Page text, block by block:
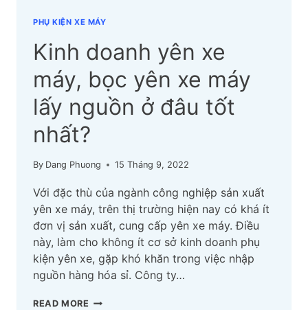
PHỤ KIỆN XE MÁY
Kinh doanh yên xe
máy, bọc yên xe máy
lấy nguồn ở đâu tốt
nhất?
By Dang Phuong 15 Tháng 9, 2022
Với đặc thù của ngành công nghiệp sản xuất
yên xe máy, trên thị trường hiện nay có khá ít
đơn vị sản xuất, cung cấp yên xe máy. Điều
này, làm cho không ít cơ sở kinh doanh phụ
kiện yên xe, gặp khó khăn trong việc nhập
nguồn hàng hóa sỉ. Công ty…
READ MORE KINH